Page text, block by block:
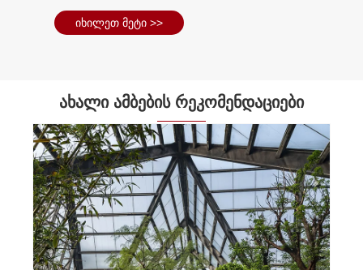
იხილეთ მეტი >>
ახალი ამბების რეკომენდაციები